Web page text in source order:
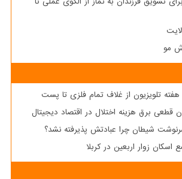
مو
هفته تلویزیون از غلاف تمام فلزی تا پست
قطعی برق هزینه اختلال در اقتصاد دیجیتال
شیطان چرا عبادتش پذیرفته نشد؟
اسکان زوار اربعین در کربلا